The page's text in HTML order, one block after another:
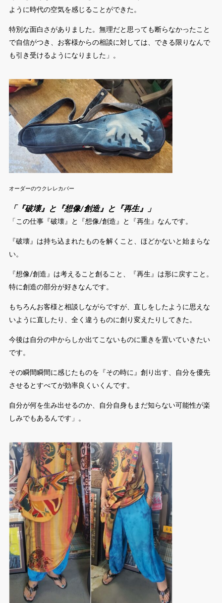
ように時代の空気を感じることができた。
特別な面白さがありました。無理だと思っても断らなかったこと
で自信がつき、お客様からの相談に対しては、できる限りなんで
も引き受けるようになりました」。
オーダーのウクレレカバー
「『破壊』と『想像/創造』と『再生』」
「この仕事『破壊』と『想像/創造』と『再生』なんです。
『破壊』は持ち込まれたものを解くこと、ほどかないと始まらな
い。
『想像/創造』は考えること創ること、『再生』は形に戻すこと。
特に創造の部分が好きなんです。
もちろんお客様と相談しながらですが、直しをしたように思えな
いように直したり、全く違うものに創り変えたりしてきた。
今後は自分の中からしか出てこないものに重きを置いていきたい
です。
その瞬間瞬間に感じたものを『その時に』創り出す、自分を優先
させるとすべてが効率良くいくんです。
自分が何を生み出せるのか、自分自身もまだ知らない可能性が楽
しみでもあるんです」。